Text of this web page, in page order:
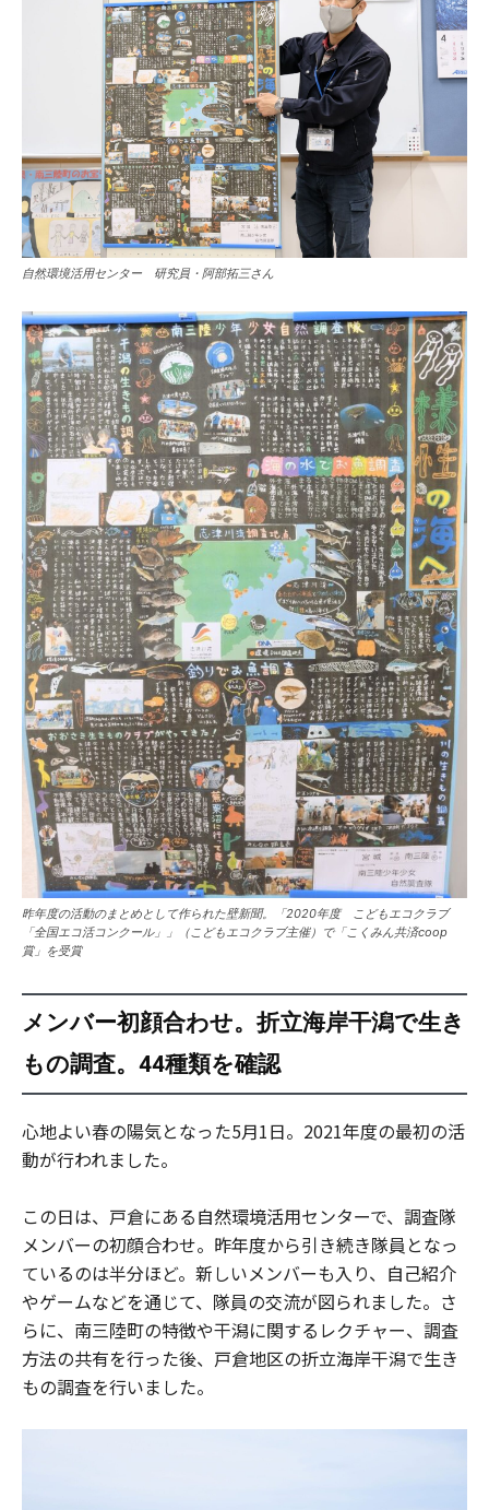
自然環境活用センター 研究員・阿部拓三さん
昨年度の活動のまとめとして作られた壁新聞。「2020年度 こどもエコクラブ
「全国エコ活コンクール」」（こどもエコクラブ主催）で「こくみん共済coop
賞」を受賞
メンバー初顔合わせ。折立海岸干潟で生き
もの調査。44種類を確認
心地よい春の陽気となった5月1日。2021年度の最初の活
動が行われました。
この日は、戸倉にある自然環境活用センターで、調査隊
メンバーの初顔合わせ。昨年度から引き続き隊員となっ
ているのは半分ほど。新しいメンバーも入り、自己紹介
やゲームなどを通じて、隊員の交流が図られました。さ
らに、南三陸町の特徴や干潟に関するレクチャー、調査
方法の共有を行った後、戸倉地区の折立海岸干潟で生き
もの調査を行いました。